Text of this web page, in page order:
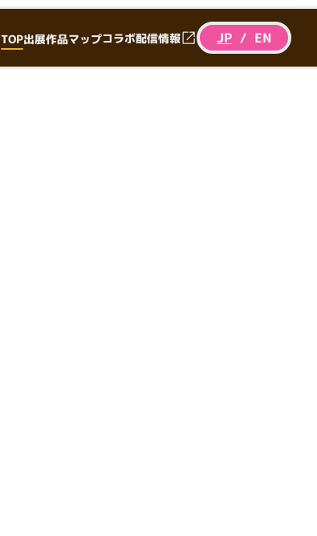
TOP出展作品マップコラボ配信情報 JP / EN